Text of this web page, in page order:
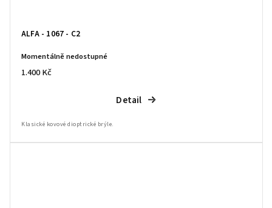
ALFA - 1067 - C2
Momentálně nedostupné
1.400 Kč
Detail